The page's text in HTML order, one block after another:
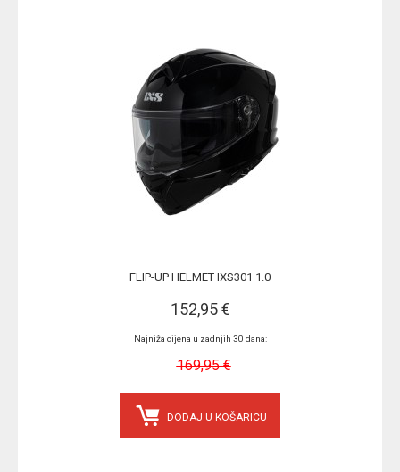
FLIP-UP HELMET IXS301 1.0
152,95 €
Najniža cijena u zadnjih 30 dana:
169,95 €
DODAJ U KOŠARICU